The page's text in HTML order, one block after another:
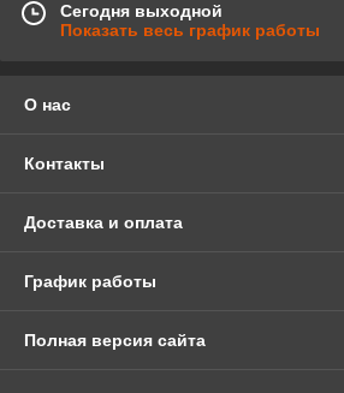
Сегодня выходной
Показать весь график работы
О нас
Контакты
Доставка и оплата
График работы
Полная версия сайта